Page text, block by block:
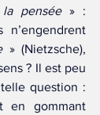
pensée » :
n’engendrent
» (Nietzsche),
? Il est peu
question :
en gommant